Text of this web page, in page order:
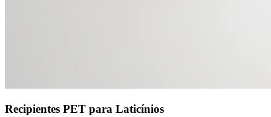
Recipientes PET para Laticínios